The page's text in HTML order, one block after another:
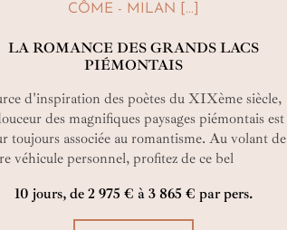
CÔME - MILAN [...]
LA ROMANCE DES GRANDS LACS
PIÉMONTAIS
d'inspiration des poètes du XIXème siècle,
des magnifiques paysages piémontais est
toujours associée au romantisme. Au volant de
véhicule personnel, profitez de ce bel
et de nos conseils pour réussir ce voyage
rêve. Partez tranquille, nous aurons réservé tous
hôtels et serons là pour vous assister si
10 jours, de 2 975 € à 3 865 € par pers.